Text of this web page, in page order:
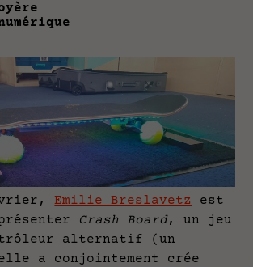
Emilie Breslavetz
est
Crash Board, un jeu
alternatif (un
a conjointement crée